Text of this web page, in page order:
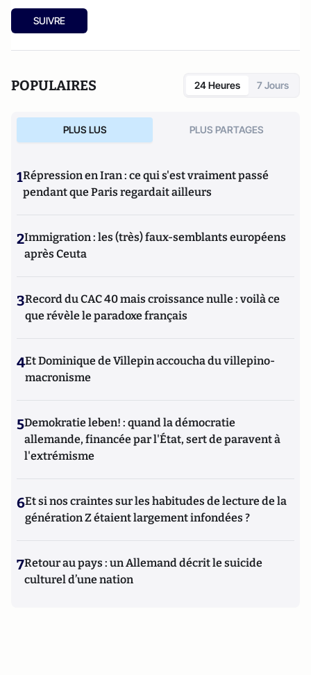
SUIVRE
POPULAIRES 24 Heures 7 Jours
PLUS LUS PLUS PARTAGES
1Répression en Iran : ce qui s'est vraiment passé
pendant que Paris regardait ailleurs
2Immigration : les (très) faux-semblants européens
après Ceuta
3Record du CAC 40 mais croissance nulle : voilà ce
que révèle le paradoxe français
4Et Dominique de Villepin accoucha du villepino-
macronisme
5Demokratie leben! : quand la démocratie
allemande, financée par l'État, sert de paravent à
l'extrémisme
6Et si nos craintes sur les habitudes de lecture de la
génération Z étaient largement infondées ?
7Retour au pays : un Allemand décrit le suicide
culturel d’une nation